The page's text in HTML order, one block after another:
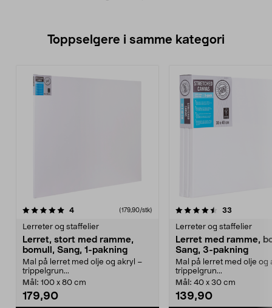
Toppselgere i samme kategori
4anmeldelser (179,90/stk)
Lerreter og staffelier
Lerret, stort med ramme,
bomull, Sang, 1-pakning
Mal på lerret med olje og akryl –
trippelgrun...
Mål: 100 x 80 cm
179,90
4.5 av 5 stjerner 33
Lerreter og staffelier
Lerret med ramme,
Sang, 3-pakning
Mal på lerret med olje og
trippelgrun...
Mål: 40 x 30 cm
139,90
4.5 av 5 stjerner